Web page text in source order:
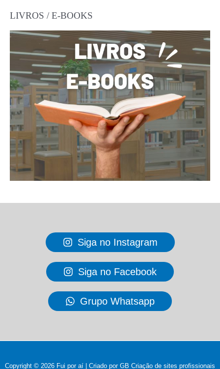
LIVROS / E-BOOKS
Siga no Instagram
Siga no Facebook
Grupo Whatsapp
Copyright © 2026 Fui por aí | Criado por GB Criação de sites profissionais